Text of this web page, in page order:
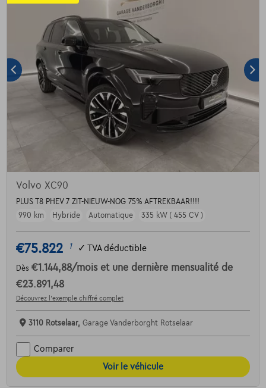
Volvo XC90
PLUS T8 PHEV 7 ZIT-NIEUW-NOG 75% AFTREKBAAR!!!!
990 km
Hybride Automatique 335 kW ( 455 CV )
€75.822 1 ✓ TVA déductible
Dès €1.144,88/mois et une dernière mensualité de
€23.891,48
Découvrez l’exemple chiffré complet
3110 Rotselaar, Garage Vanderborght Rotselaar
Comparer
Voir le véhicule